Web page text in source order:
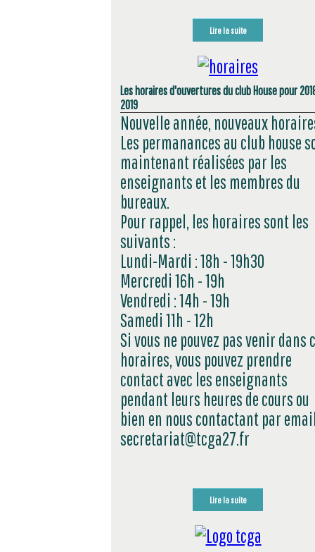
Lire la suite
Les horaires d'ouvertures du club House pour
2019
Nouvelle année, nouveaux
Les permanances au club house
maintenant réalisées par les
enseignants et les membres du
bureaux.
Pour rappel, les horaires sont les
suivants :
Lundi-Mardi : 18h - 19h30
Mercredi 16h - 19h
Vendredi : 14h - 19h
Samedi 11h - 12h
Si vous ne pouvez pas venir dans
horaires, vous pouvez prendre
contact avec les enseignants
pendant leurs heures de cours ou
bien en nous contactant par
secretariat@tcga27.fr
Lire la suite